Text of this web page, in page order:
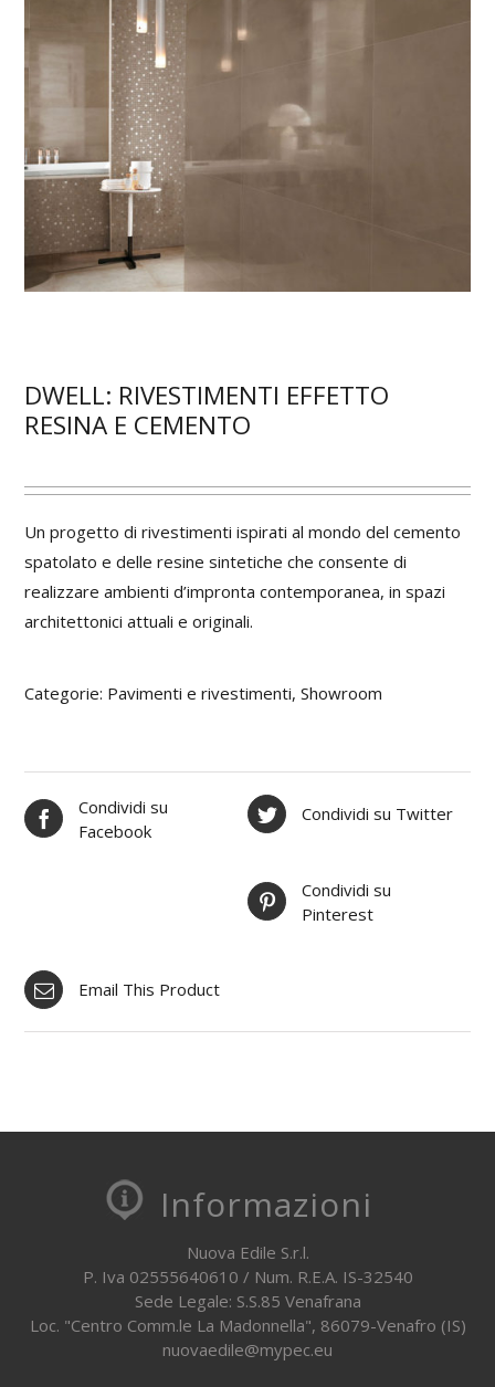
DWELL: RIVESTIMENTI EFFETTO
RESINA E CEMENTO
Un progetto dirivestimenti ispirati al mondo del cemento
spatolato e delle resine sintetiche che consente di
realizzare ambienti d’impronta contemporanea, in spazi
architettonici attuali e originali.
Categorie: Pavimenti e rivestimenti,Showroom
Condividi su
Facebook
Condividi su Twitter
Condividi su
Pinterest
Email This Product
Informazioni
Nuova Edile S.r.l.
P. Iva 02555640610 / Num. R.E.A. IS-32540
Sede Legale: S.S.85 Venafrana
Loc. "Centro Comm.le La Madonnella", 86079-Venafro (IS)
nuovaedile@mypec.eu